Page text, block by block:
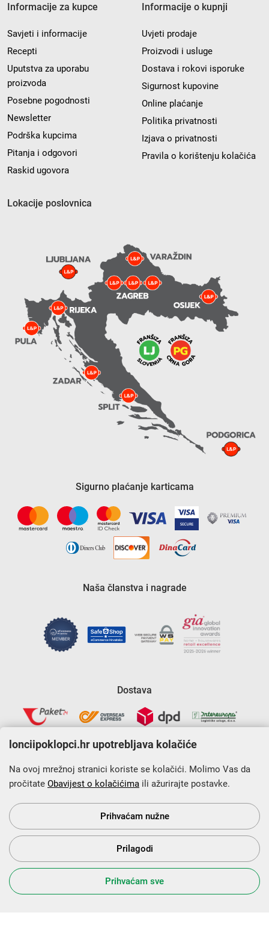
Informacije za kupce
Savjeti i informacije
Recepti
Uputstva za uporabu
proizvoda
Posebne pogodnosti
Newsletter
Podrška kupcima
Pitanja i odgovori
Raskid ugovora
Informacije o kupnji
Uvjeti prodaje
Proizvodi i usluge
Dostava i rokovi isporuke
Sigurnost kupovine
Online plaćanje
Politika privatnosti
Izjava o privatnosti
Pravila o korištenju kolačića
Lokacije poslovnica
Sigurno plaćanje karticama
Naša članstva i nagrade
Dostava
Krajnji primatelj financijskog instrumenta sufinanciranog iz
Europskog fonda za regionalni razvoj u sklopu Operativnog
programa „Konkurentnost i kohezija”.
s Vama od 2014. godine!
lonciipoklopci.hr upotrebljava kolačiće
Na ovoj mrežnoj stranici koriste se kolačići. Molimo Vas da
pročitate Obavijest o kolačićima ili ažurirajte postavke.
Prihvaćam nužne
Prilagodi
Prihvaćam sve